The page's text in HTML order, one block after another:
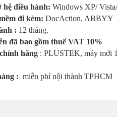
hệ điều hành: Windows XP/
đi kèm: DocAction, ABBYY
: 12 tháng.
đã bao gồm thuế VAT 10%
hãng : PLUSTEK, máy mới
: miễn phí nội thành TPHCM